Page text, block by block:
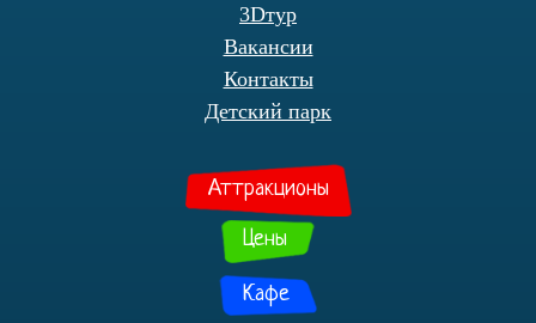
3Dтур
Вакансии
Контакты
Детский парк
Аттракционы
Цены
Кафе